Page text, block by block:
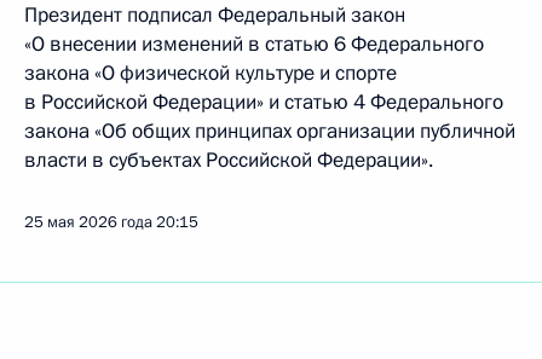
Президент подписал Федеральный закон
«О внесении изменений в статью 6 Федерального
закона «О физической культуре и спорте
в Российской Федерации» и статью 4 Федерального
закона «Об общих принципах организации публичной
власти в субъектах Российской Федерации».
25 мая 2026 года20:15